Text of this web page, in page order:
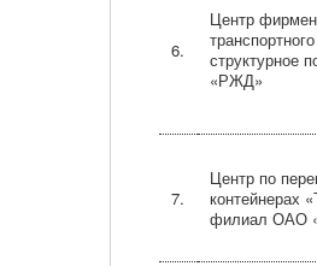
6.
Центр
структурное
«РЖД»
7.
Центр по
контейнерах
филиал ОАО